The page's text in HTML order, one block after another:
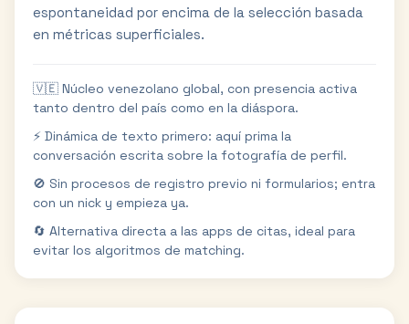
espontaneidad por encima de la selección basada
en métricas superficiales.
🇻🇪 Núcleo venezolano global, con presencia activa
tanto dentro del país como en la diáspora.
⚡ Dinámica de texto primero: aquí prima la
conversación escrita sobre la fotografía de perfil.
🚫 Sin procesos de registro previo ni formularios; entra
con un nick y empieza ya.
🔄 Alternativa directa a las apps de citas, ideal para
evitar los algoritmos de matching.